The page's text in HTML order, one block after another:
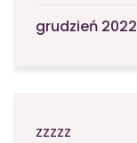
grudzień 2022
zzzzz